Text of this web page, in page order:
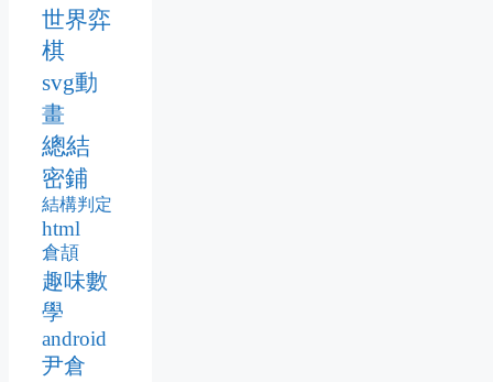
世界弈
棋
svg動
畫
總結
密鋪
結構判定
html
倉頡
趣味數
學
android
尹倉